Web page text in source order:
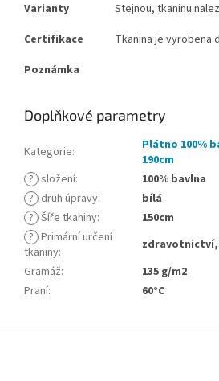
Varianty
Stejnou, tkaninu
Certifikace
Tkanina je vyrobena
Poznámka
Doplňkové parametry
Kategorie:
Plátno 100%
190cm
? složení:
100% bavlna
? druh úpravy:
bílá
? Šíře tkaniny:
150cm
? Primární určení
tkaniny:
Gramáž:
135 g/m2
Praní: 60°C